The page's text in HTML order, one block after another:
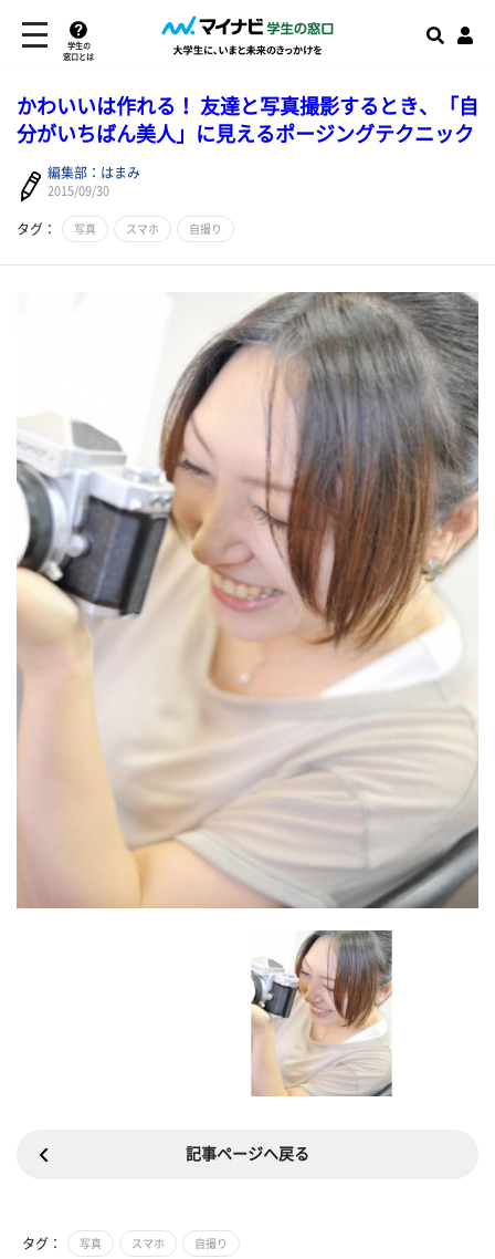
学生の
窓口とは
かわいいは作れる！ 友達と写真撮影するとき、「自
分がいちばん美人」に見えるポージングテクニック
編集部：はまみ
2015/09/30
タグ： 写真 スマホ 自撮り
記事ページへ戻る
タグ： 写真 スマホ 自撮り